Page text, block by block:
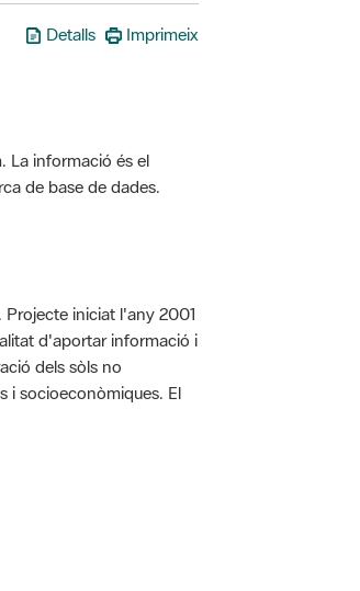
Detalls Imprimeix
La informació és el
de base de dades.
Projecte iniciat l'any 2001
d'aportar informació i
dels sòls no
i socioeconòmiques. El